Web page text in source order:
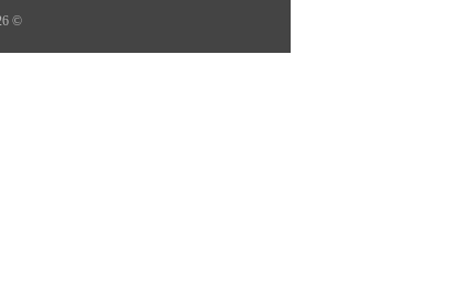
© 2026 کلیه حقوق این سایت متعلق به خبرگزاری هرانا، ارگان خبری مجموعه فعالان حقوق بشر در ایران است